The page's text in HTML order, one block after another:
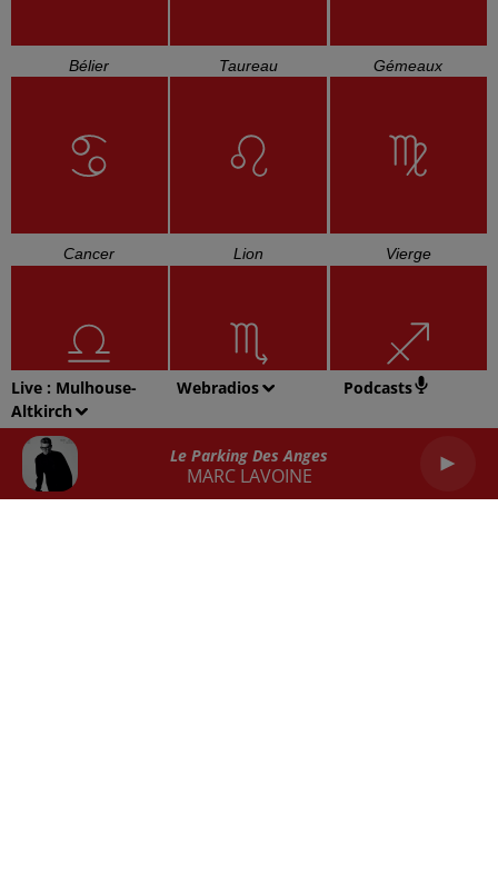
Live : Mulhouse-
Altkirch
Webradios Podcasts
Le Parking Des Anges
MARC LAVOINE
Bélier Taureau Gémeaux
Cancer Lion Vierge
Balance